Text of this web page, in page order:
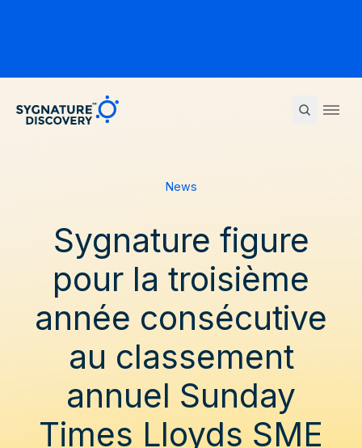
Sygnature
News
Sygnature figure
pour la troisième
année consécutive
au classement
annuel Sunday
Times Lloyds SME